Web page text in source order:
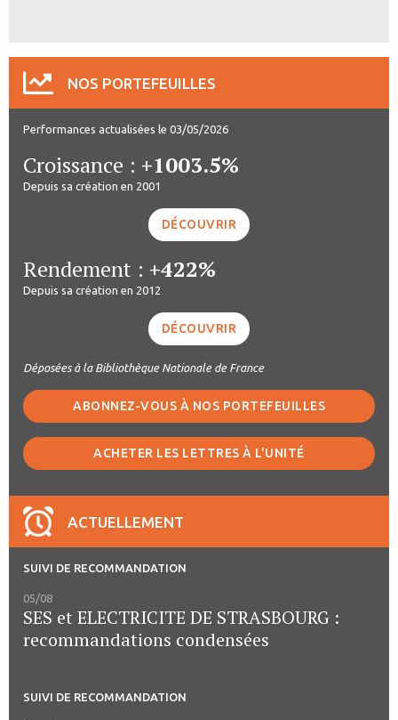
NOS PORTEFEUILLES
Performances actualisées le 03/05/2026
Croissance : +1003.5%
Depuis sa création en 2001
DÉCOUVRIR
Rendement : +422%
Depuis sa création en 2012
DÉCOUVRIR
Déposées à la Bibliothèque Nationale de France
ABONNEZ-VOUS À NOS PORTEFEUILLES
ACHETER LES LETTRES À L'UNITÉ
ACTUELLEMENT
SUIVI DE RECOMMANDATION
05/08
SES et ELECTRICITE DE STRASBOURG :
recommandations condensées
SUIVI DE RECOMMANDATION